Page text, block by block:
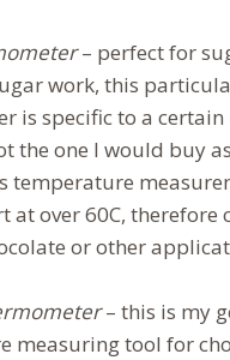
– perfect for
work, this
is specific to a certain
the one I would buy
temperature
at over 60C, therefore
or other
– this is my
measuring tool for